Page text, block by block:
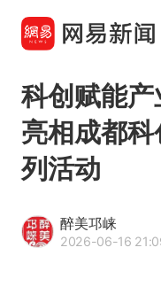
科创赋能
亮相成都
列活动
醉美邛崃
2026-06-16